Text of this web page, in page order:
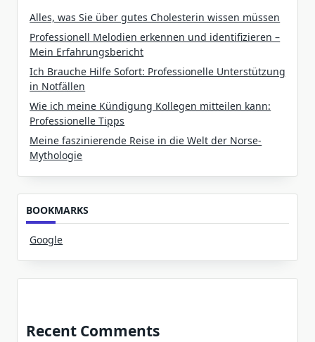
Alles, was Sie über gutes Cholesterin wissen müssen
Professionell Melodien erkennen und identifizieren –
Mein Erfahrungsbericht
Ich Brauche Hilfe Sofort: Professionelle Unterstützung
in Notfällen
Wie ich meine Kündigung Kollegen mitteilen kann:
Professionelle Tipps
Meine faszinierende Reise in die Welt der Norse-
Mythologie
BOOKMARKS
Google
Recent Comments